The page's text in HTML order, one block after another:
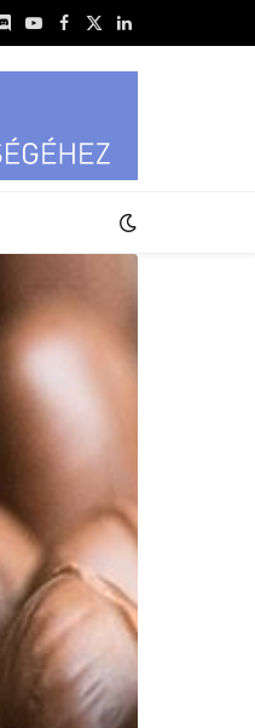
DiscordYouTube
Facebook
X
LinkedIn